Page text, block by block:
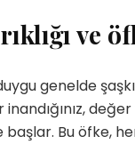
ve
genelde
başlar. Bu öfke,